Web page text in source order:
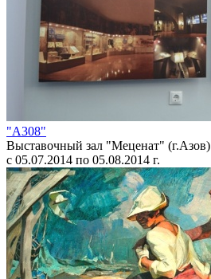
"А308"
Выставочный зал "Меценат" (г.Азов)
с 05.07.2014 по 05.08.2014 г.